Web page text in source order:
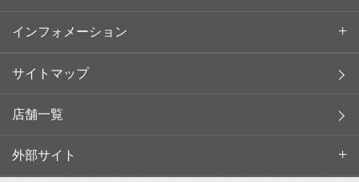
インフォメーション
サイトマップ
店舗一覧
外部サイト